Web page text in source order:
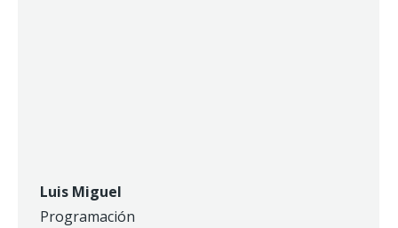
Luis Miguel
Programación